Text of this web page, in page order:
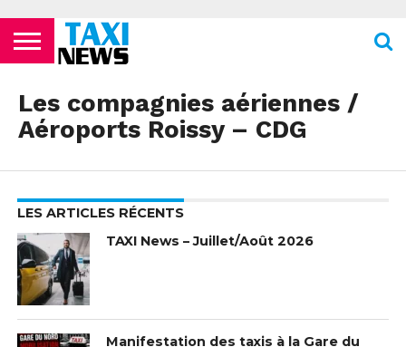
ACTUALITÉS
TAXIS
PARISIENS
AÉRIENNES /
AÉROPORTS
ROISSY –
CDG
24H/24 OU
TARDIVES
DE TAXIS
PUBLIQUES
Les compagnies aériennes /
Aéroports Roissy – CDG
LES ARTICLES RÉCENTS
TAXI News – Juillet/Août 2026
Manifestation des taxis à la Gare du